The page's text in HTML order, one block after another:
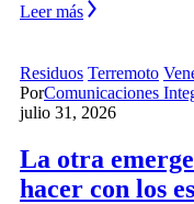
Leer más
Residuos Terremoto
PorComunicaciones
julio 31, 2026
La otra
hacer con los